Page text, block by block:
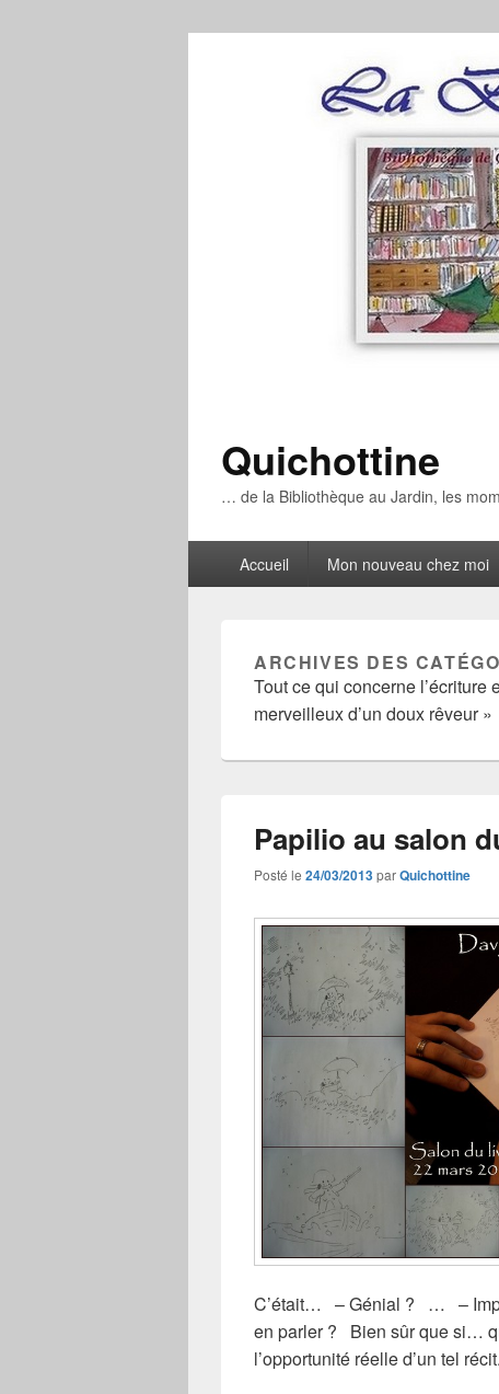
Quichottine
… de la Bibliothèque au Jardin, les
principalAccueil Mon nouveau chez moi
ARCHIVES DES
Tout ce qui concerne
merveilleux d’un doux rêveur »
Papilio au salon
Posté le 24/03/2013parQuichottine
C’était… – Génial ? … –
en parler ? Bien sûr que si…
l’opportunité réelle d’un tel